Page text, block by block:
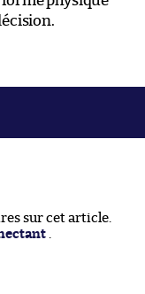
sur cet article.